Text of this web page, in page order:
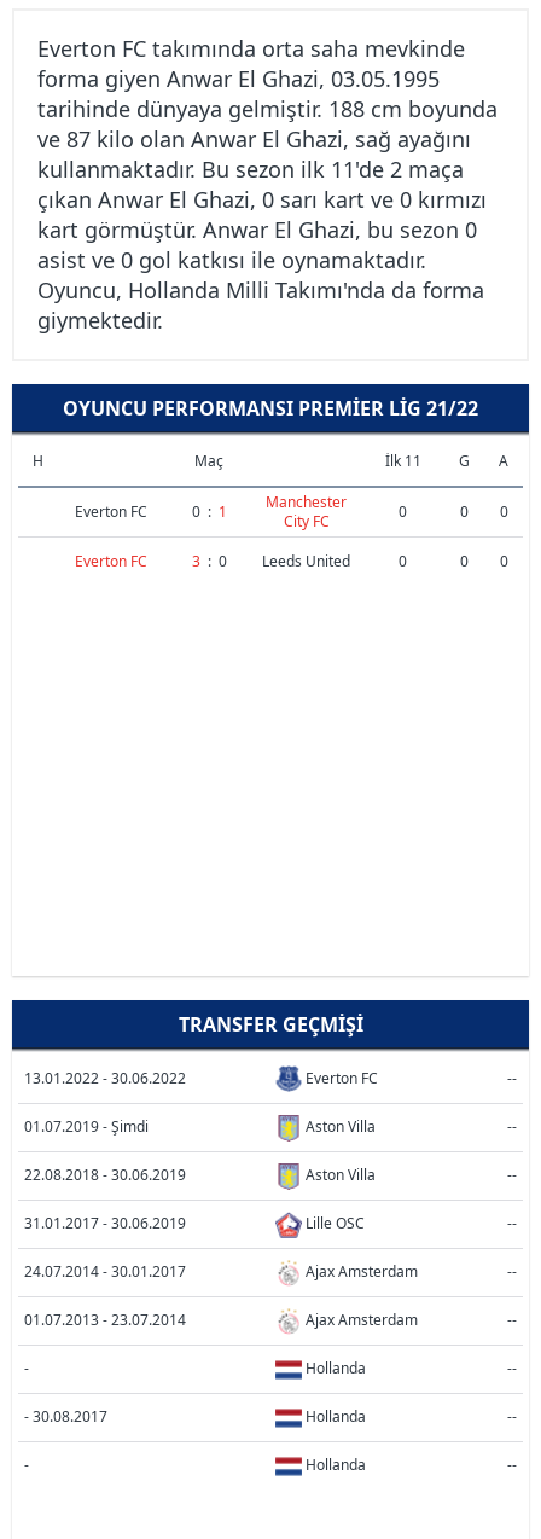
Everton FC takımında orta saha mevkinde
forma giyen Anwar El Ghazi, 03.05.1995
tarihinde dünyaya gelmiştir. 188 cm boyunda
ve 87 kilo olan Anwar El Ghazi, sağ ayağını
kullanmaktadır. Bu sezon ilk 11'de 2 maça
çıkan Anwar El Ghazi, 0 sarı kart ve 0 kırmızı
kart görmüştür. Anwar El Ghazi, bu sezon 0
asist ve 0 gol katkısı ile oynamaktadır.
Oyuncu, Hollanda Milli Takımı'nda da forma
giymektedir.
OYUNCU PERFORMANSI PREMIER LIG 21/22
H Maç İlk 11 G A
Everton FC 0 : 1
Manchester
City FC
0 0 0
Everton FC 3 : 0 Leeds United 0 0 0
TRANSFER GEÇMIŞI
13.01.2022 - 30.06.2022 Everton FC --
01.07.2019 - Şimdi Aston Villa --
22.08.2018 - 30.06.2019 Aston Villa --
31.01.2017 - 30.06.2019 Lille OSC --
24.07.2014 - 30.01.2017 Ajax Amsterdam --
01.07.2013 - 23.07.2014 Ajax Amsterdam --
- Hollanda --
- 30.08.2017 Hollanda --
- Hollanda --